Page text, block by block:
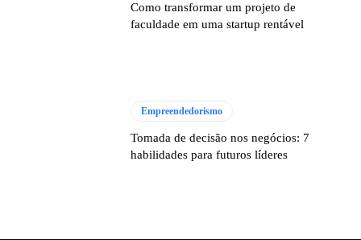
Como transformar um projeto de
faculdade em uma startup rentável
Empreendedorismo
Tomada de decisão nos negócios: 7
habilidades para futuros líderes